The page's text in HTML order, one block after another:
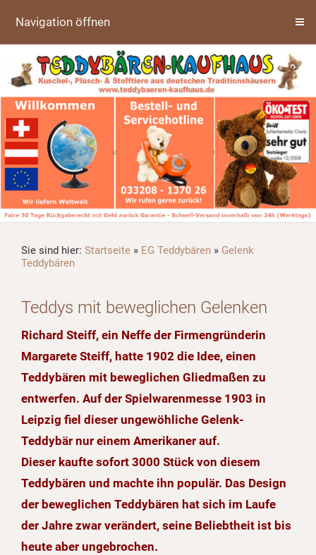
Navigation öffnen
Sie sind hier: Startseite » EG Teddybären » Gelenk
Teddybären
Teddys mit beweglichen Gelenken
Richard Steiff, ein Neffe der Firmengründerin
Margarete Steiff, hatte 1902 die Idee, einen
Teddybären mit beweglichen Gliedmaßen zu
entwerfen. Auf der Spielwarenmesse 1903 in
Leipzig fiel dieser ungewöhliche Gelenk-
Teddybär nur einem Amerikaner auf.
Dieser kaufte sofort 3000 Stück von diesem
Teddybären und machte ihn populär. Das Design
der beweglichen Teddybären hat sich im Laufe
der Jahre zwar verändert, seine Beliebtheit ist bis
heute aber ungebrochen.